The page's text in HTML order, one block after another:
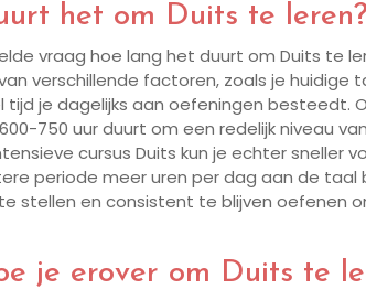
het om Duits te leren?
vraag hoe lang het duurt om Duits te
verschillende factoren, zoals je huidige
tijd je dagelijks aan oefeningen besteedt.
750 uur duurt om een redelijk niveau
cursus Duits kun je echter sneller
periode meer uren per dag aan de taal
stellen en consistent te blijven oefenen
je erover om Duits te